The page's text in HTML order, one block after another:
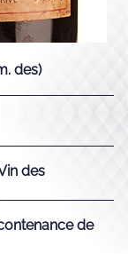
des)
des
de